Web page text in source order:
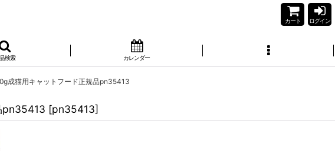
カート ログイン
検索 カレンダー
成猫用キャットフード正規品pn35413
pn35413 [pn35413]